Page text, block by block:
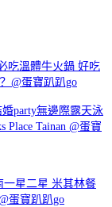
吃溫體牛火鍋 好吃
@蛋寶趴趴go
party無邊際露天泳
Tainan @蛋寶
一星二星 米其林餐
蛋寶趴趴go